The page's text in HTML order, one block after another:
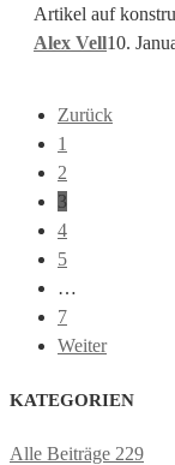
und
Daten
steigert
Artikel auf
Alex Vell10.
Zurück
1
2
3
4
5
…
7
Weiter
KATEGORIEN
Alle Beiträge 229